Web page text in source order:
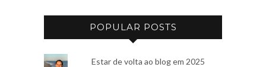
POPULAR POSTS
Estar de volta ao blog em 2025